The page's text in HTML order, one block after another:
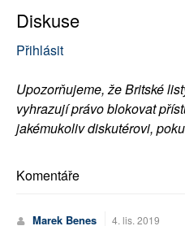
Diskuse
Přihlásit
Upozorňujeme, že Britské
vyhrazují právo blokovat
jakémukoliv diskutérovi,
Komentáře
Marek Benes 4. lis. 2019